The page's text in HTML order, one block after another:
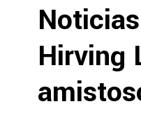
Hirving